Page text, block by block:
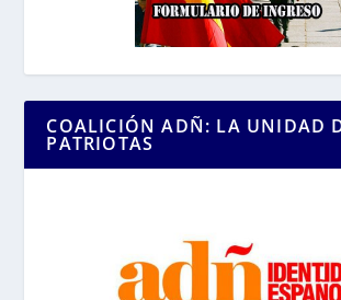
COALICIÓN ADÑ: LA UNIDAD
PATRIOTAS